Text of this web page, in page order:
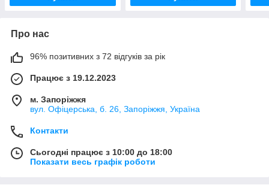
Про нас
96% позитивних з 72 відгуків за рік
Працює з 19.12.2023
м. Запоріжжя
вул. Офіцерська, б. 26, Запоріжжя, Україна
Контакти
Сьогодні працює з 10:00 до 18:00
Показати весь графік роботи